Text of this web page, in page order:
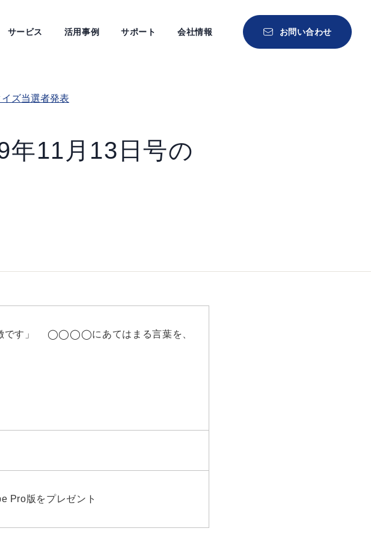
サービス 活用事例 サポート 会社情報 お問い合わせ
ズ当選者発表
年11月13日号の
です」 ◯◯◯◯にあてはまる言葉を、
Pro版をプレゼント